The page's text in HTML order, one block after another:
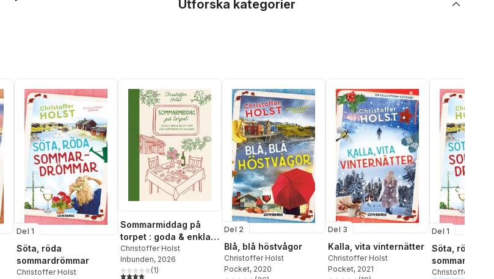
Utforska kategorier
Del 1
Söta, röda
sommardrömmar
Christoffer Holst
Sommarmiddag på
torpet : goda & enkla
recept som gör
sommaren lite lyxigare
Christoffer Holst
Inbunden, 2026
4,0utav 5 stjärnor. Totalt antal röster:
(1)
Del 2
Blå, blå höstvågor
Christoffer Holst
Pocket, 2020
Del 3
Kalla, vita vinternätter
Christoffer Holst
Pocket, 2021
Del 1
Söta, röda
Christoffer Holst